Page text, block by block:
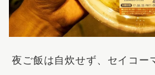
夜ご飯は自炊せず、セイコー